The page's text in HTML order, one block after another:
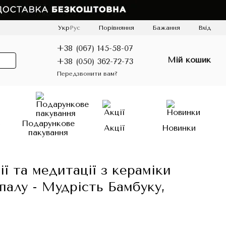
Укр Рус Порівняння Бажання Вхід
+38 (067) 145-58-07
+38 (050) 362-72-73
Передзвонити вам?
Мій кошик
Подарункове
пакування
Акції Новинки
та медитації з кераміки
- Мудрість Бамбуку,